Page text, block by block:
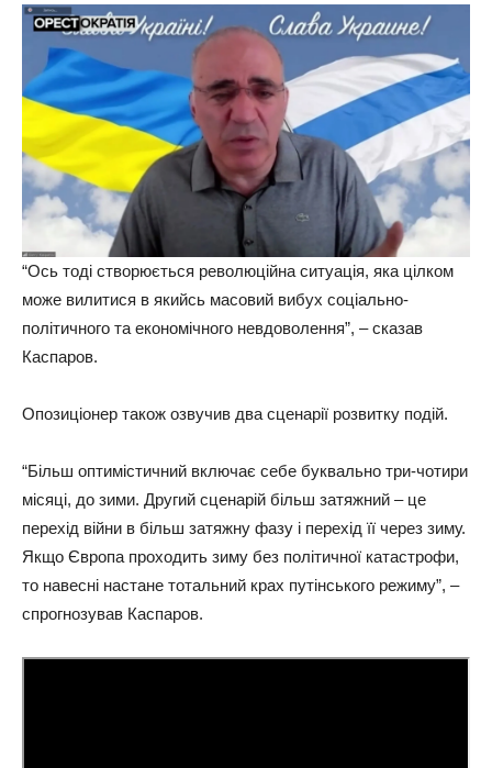
“Ось тоді створюється революційна ситуація, яка цілком
може вилитися в якийсь масовий вибух соціально-
політичного та економічного невдоволення”, – сказав
Каспаров.
Опозиціонер також озвучив два сценарії розвитку подій.
“Більш оптимістичний включає себе буквально три-чотири
місяці, до зими. Другий сценарій більш затяжний – це
перехід війни в більш затяжну фазу і перехід її через зиму.
Якщо Європа проходить зиму без політичної катастрофи,
то навесні настане тотальний крах путінського режиму”, –
спрогнозував Каспаров.